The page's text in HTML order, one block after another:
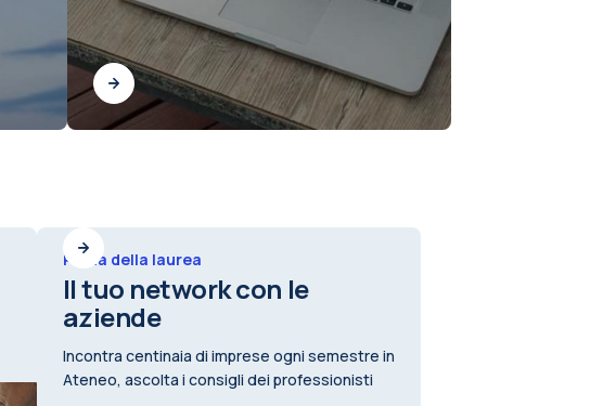
Prima della laurea
Il tuo network con le
aziende
Incontra centinaia di imprese ogni semestre in
Ateneo, ascolta i consigli dei professionisti